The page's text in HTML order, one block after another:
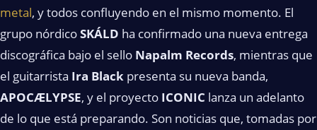
metal, y todos confluyendo en el mismo momento. El
grupo nórdicoSKÁLD ha confirmado una nueva entrega
discográfica bajo el sello Napalm Records, mientras que
el guitarrista Ira Black presenta su nueva banda,
APOCÆLYPSE, y el proyecto ICONIC lanza un adelanto
de lo que está preparando. Son noticias que, tomadas por